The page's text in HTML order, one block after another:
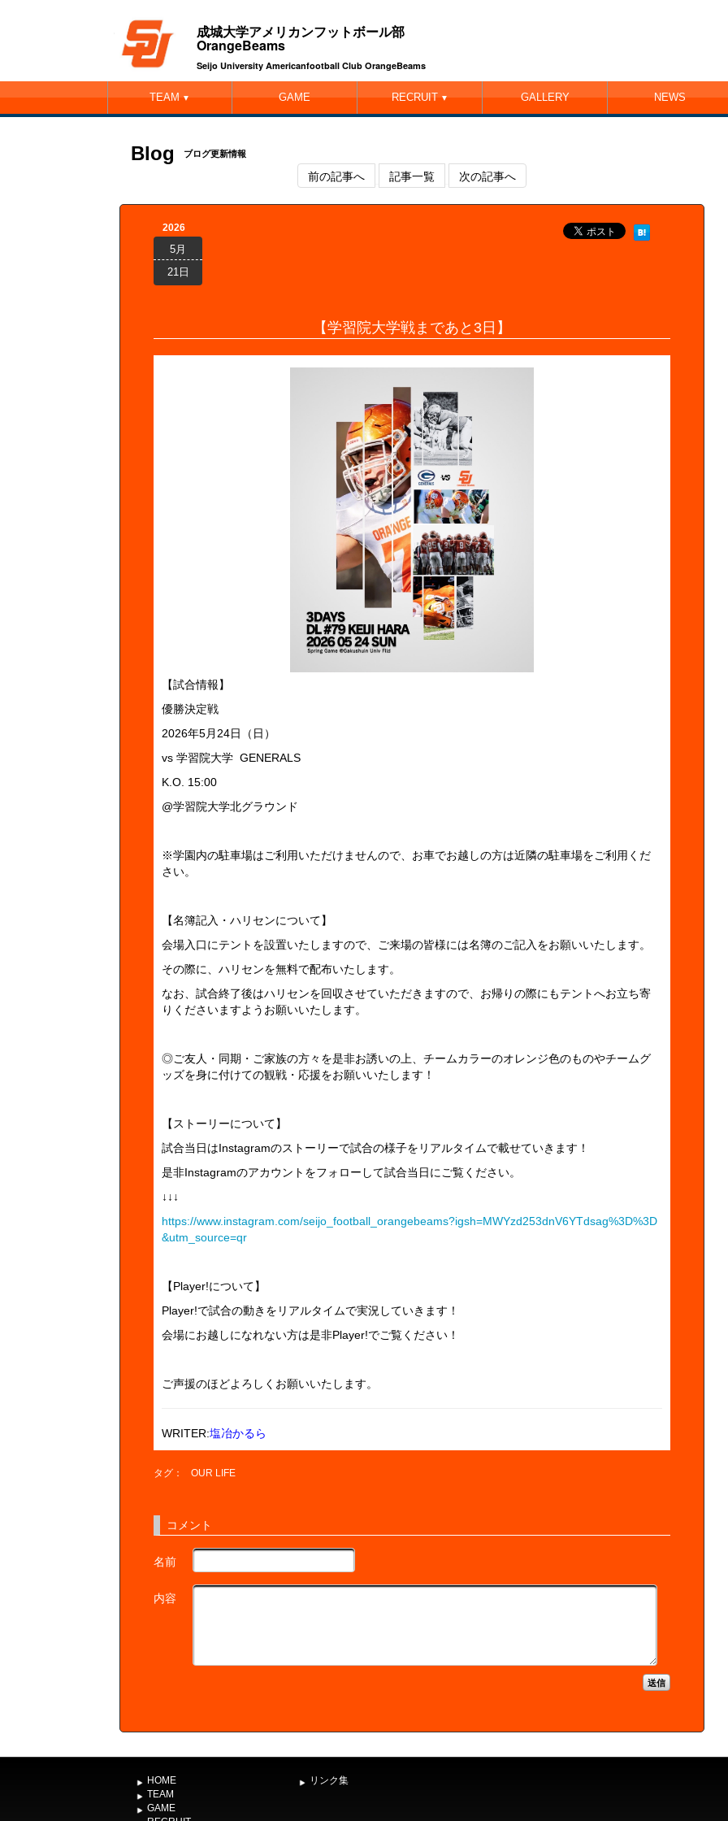
成城大学アメリカンフットボール部
OrangeBeams
Seijo University Americanfootball Club OrangeBeams
TEAM▼ GAME RECRUIT▼ GALLERY NEWS
Blog ブログ更新情報
前の記事へ 記事一覧 次の記事へ
2026
5月
21日
【学習院大学戦まであと3日】
【試合情報】
優勝決定戦
2026年5月24日（日）
vs 学習院大学 GENERALS
K.O. 15:00
@学習院大学北グラウンド
※学園内の駐車場はご利用いただけませんので、お車でお越しの方は近隣の駐車場をご利用くだ
さい。
【名簿記入・ハリセンについて】
会場入口にテントを設置いたしますので、ご来場の皆様には名簿のご記入をお願いいたします。
その際に、ハリセンを無料で配布いたします。
なお、試合終了後はハリセンを回収させていただきますので、お帰りの際にもテントへお立ち寄
りくださいますようお願いいたします。
◎ご友人・同期・ご家族の方々を是非お誘いの上、チームカラーのオレンジ色のものやチームグ
ッズを身に付けての観戦・応援をお願いいたします！
【ストーリーについて】
試合当日はInstagramのストーリーで試合の様子をリアルタイムで載せていきます！
是非Instagramのアカウントをフォローして試合当日にご覧ください。
↓↓↓
https://www.instagram.com/seijo_football_orangebeams?igsh=MWYzd253dnV6YTdsag%3D%3D
&utm_source=qr
【Player!について】
Player!で試合の動きをリアルタイムで実況していきます！
会場にお越しになれない方は是非Player!でご覧ください！
ご声援のほどよろしくお願いいたします。
WRITER:塩冶かるら
タグ： OUR LIFE
コメント
名前
内容
HOME
TEAM
GAME
リンク集